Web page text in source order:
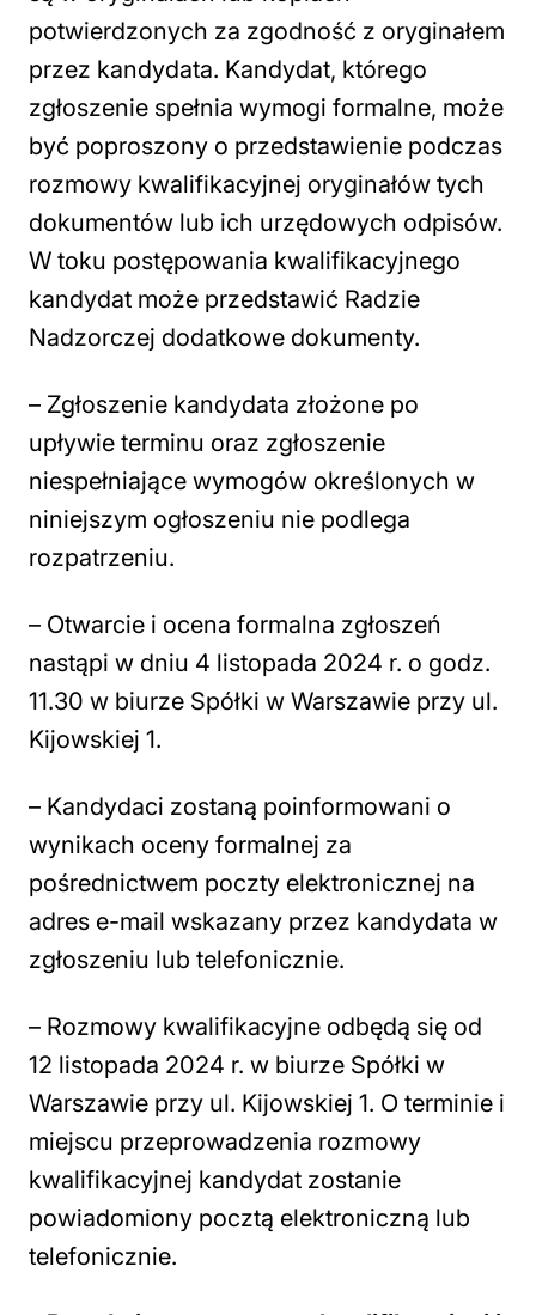
potwierdzonych za zgodność z oryginałem
przez kandydata. Kandydat, którego
zgłoszenie spełnia wymogi formalne, może
być poproszony o przedstawienie podczas
rozmowy kwalifikacyjnej oryginałów tych
dokumentów lub ich urzędowych odpisów.
W toku postępowania kwalifikacyjnego
kandydat może przedstawić Radzie
Nadzorczej dodatkowe dokumenty.
– Zgłoszenie kandydata złożone po
upływie terminu oraz zgłoszenie
niespełniające wymogów określonych w
niniejszym ogłoszeniu nie podlega
rozpatrzeniu.
– Otwarcie i ocena formalna zgłoszeń
nastąpi w dniu 4 listopada 2024 r. o godz.
11.30 w biurze Spółki w Warszawie przy ul.
Kijowskiej 1.
– Kandydaci zostaną poinformowani o
wynikach oceny formalnej za
pośrednictwem poczty elektronicznej na
adres e-mail wskazany przez kandydata w
zgłoszeniu lub telefonicznie.
– Rozmowy kwalifikacyjne odbędą się od
12 listopada 2024 r. w biurze Spółki w
Warszawie przy ul. Kijowskiej 1. O terminie i
miejscu przeprowadzenia rozmowy
kwalifikacyjnej kandydat zostanie
powiadomiony pocztą elektroniczną lub
telefonicznie.